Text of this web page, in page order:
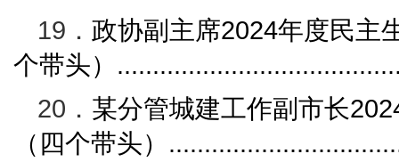
19． 政协副主席2024年度民主
个带头）
20． 某分管城建工作副市长
（四个带头）